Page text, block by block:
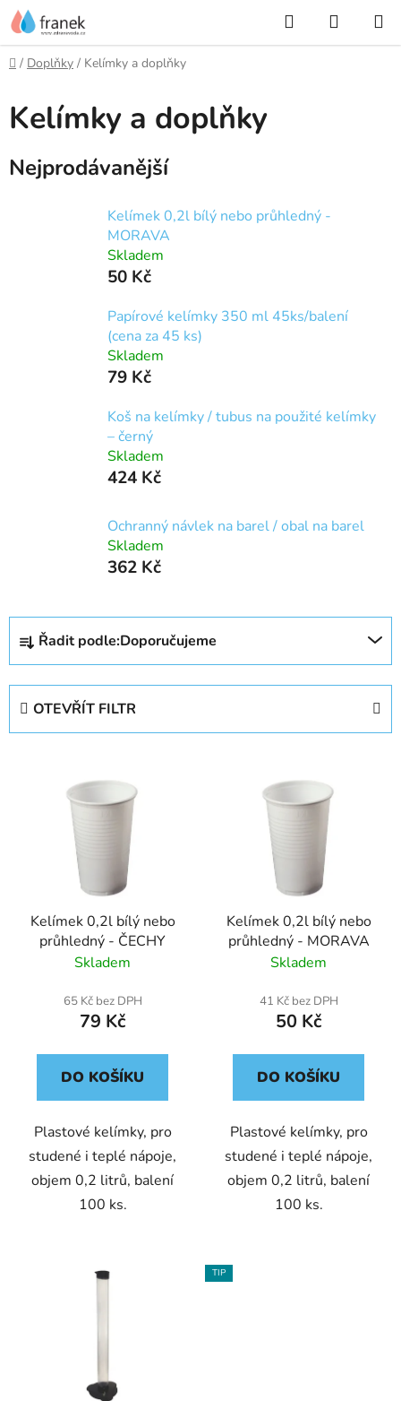
Přejít
na
obsah
Hledat
KOŠÍK
Domů
/ Doplňky / Kelímky a doplňky
Kelímky a doplňky
Nejprodávanější
Kelímek 0,2l bílý nebo průhledný -
MORAVA
Skladem
50 Kč
Papírové kelímky 350 ml 45ks/balení
(cena za 45 ks)
Skladem
79 Kč
Koš na kelímky / tubus na použité kelímky
– černý
Skladem
424 Kč
Ochranný návlek na barel / obal na barel
Skladem
362 Kč
Ř
z
Řadit podle:Doporučujeme
OTEVŘÍT FILTR
Kelímek 0,2l bílý nebo
průhledný - ČECHY
Skladem
65 Kč bez DPH
79 Kč
DO KOŠÍKU
Plastové kelímky, pro
studené i teplé nápoje,
objem 0,2 litrů, balení
100 ks.
Kelímek 0,2l bílý nebo
průhledný - MORAVA
Skladem
41 Kč bez DPH
50 Kč
DO KOŠÍKU
Plastové kelímky, pro
studené i teplé nápoje,
objem 0,2 litrů, balení
100 ks.
TIP